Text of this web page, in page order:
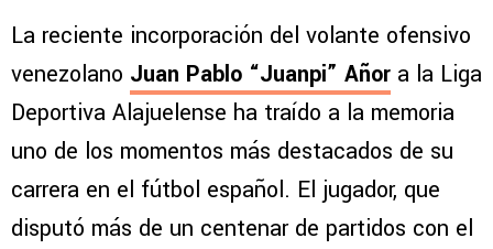
La reciente incorporación del volante ofensivo
venezolano Juan Pablo “Juanpi” Añor a la Liga
Deportiva Alajuelense ha traído a la memoria
uno de los momentos más destacados de su
carrera en el fútbol español. El jugador, que
disputó más de un centenar de partidos con el